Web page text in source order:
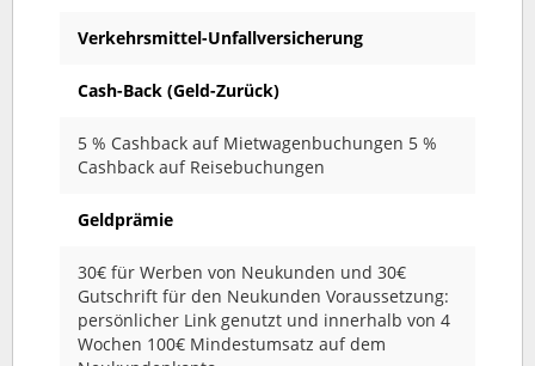
Verkehrsmittel-Unfallversicherung
Cash-Back (Geld-Zurück)
5 % Cashback auf Mietwagenbuchungen 5 %
Cashback auf Reisebuchungen
Geldprämie
30€ für Werben von Neukunden und 30€
Gutschrift für den Neukunden Voraussetzung:
persönlicher Link genutzt und innerhalb von 4
Wochen 100€ Mindestumsatz auf dem